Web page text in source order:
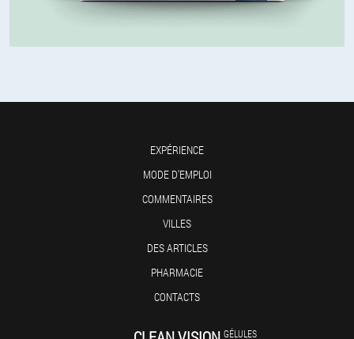
EXPÉRIENCE
MODE D'EMPLOI
COMMENTAIRES
VILLES
DES ARTICLES
PHARMACIE
CONTACTS
GÉLULES